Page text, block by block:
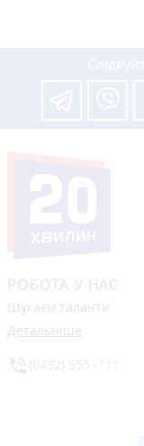
РОБОТА У НАС
Шукаєм таланти
Детальніше